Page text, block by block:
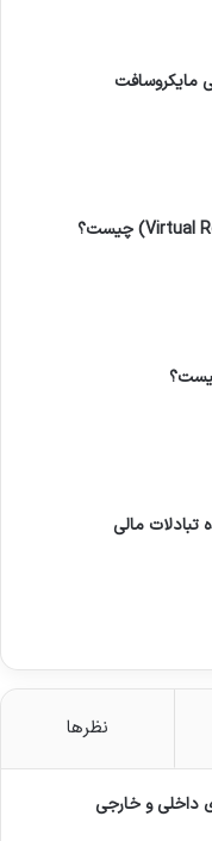
مایکروسافت
تبادلات مالی
نظرها
داخلی و خارجی